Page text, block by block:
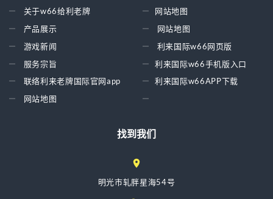
关于w66给利老牌
产品展示
游戏新闻
服务宗旨
联络利来老牌国际官网app
网站地图
网站地图
网站地图
利来国际w66网页版
利来国际w66手机版入口
利来国际w66APP下载
找到我们
明光市轧胖星海54号